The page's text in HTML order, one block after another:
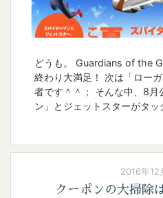
どうも。 Guardians of the
終わり大満足！ 次は「ロー
者です＾＾； そんな中、8月
ン」とジェットスターがタ
2016年12
クーポンの大掃除